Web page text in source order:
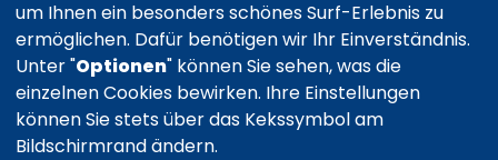
um Ihnen ein besonders schönes Surf-Erlebnis zu
ermöglichen. Dafür benötigen wir Ihr Einverständnis.
Unter "Optionen" können Sie sehen, was die
einzelnen Cookies bewirken. Ihre Einstellungen
können Sie stets über das Kekssymbol am
Bildschirmrand ändern.